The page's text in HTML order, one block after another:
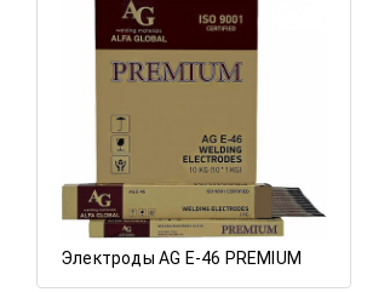
Электроды AG E-46 PREMIUM